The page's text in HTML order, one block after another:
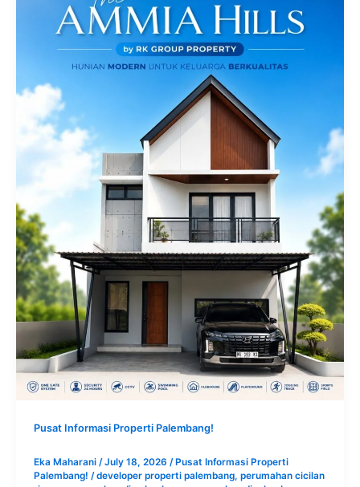
Pusat Informasi Properti Palembang!
Eka Maharani /July 18, 2026 / Pusat Informasi Properti
Palembang! /developer properti palembang, perumahan cicilan